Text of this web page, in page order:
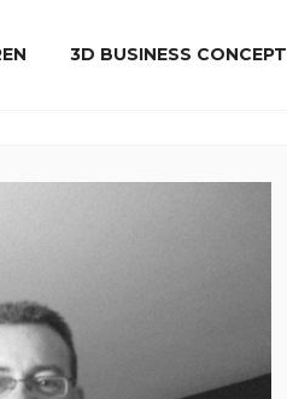
3D BUSINESS CONCEPT